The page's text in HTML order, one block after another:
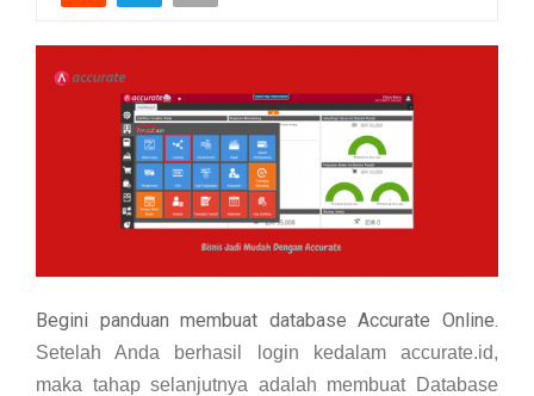
N
UBegini panduan membuat database Accurate Online.
Setelah Anda berhasil login kedalam accurate.id,
maka tahap selanjutnya adalah membuat Database